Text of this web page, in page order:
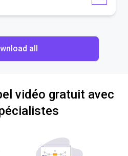
all
vidéo gratuit avec